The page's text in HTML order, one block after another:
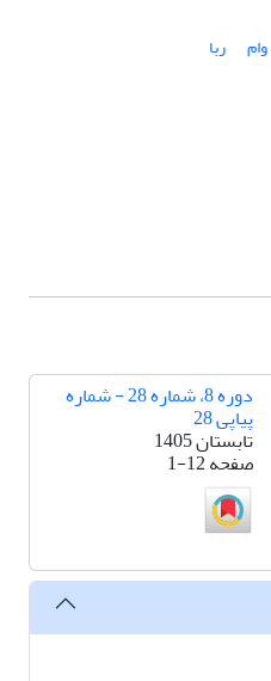
وام
ربا
دوره 8، شماره 28 - شماره
پیاپی 28
تابستان 1405
صفحه1-12